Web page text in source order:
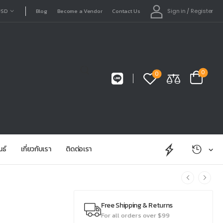
Blog Become a Vendor Contact Us Sign in / Register
0 0
ธ์ เกี่ยวกับเรา ติดต่อเรา
Free Shipping & Returns
For all orders over $99